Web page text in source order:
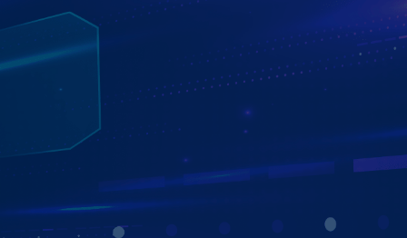
BÙNG NỔ QUÀ TẶNG HẤP DẪN